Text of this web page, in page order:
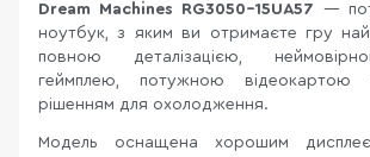
Dream Machines RG3050-15UA57 —
ноутбук, з яким ви отримаєте гру
повною деталізацією,
геймплею, потужною відеокартою
рішенням для охолодження.
Модель оснащена хорошим